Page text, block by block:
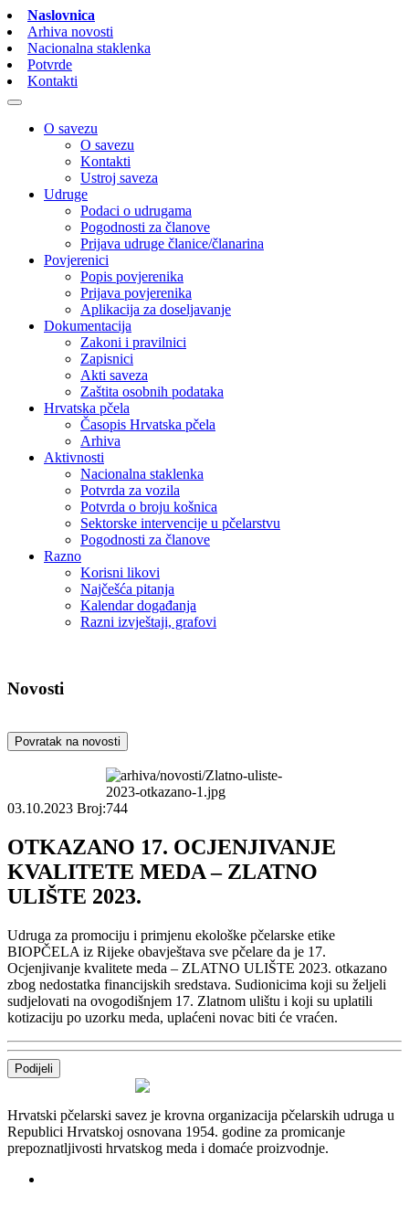
Naslovnica
Arhiva novosti
Nacionalna staklenka
Potvrde
Kontakti
O savezu
O savezu
Kontakti
Ustroj saveza
Udruge
Podaci o udrugama
Pogodnosti za članove
Prijava udruge članice/članarina
Povjerenici
Popis povjerenika
Prijava povjerenika
Aplikacija za doseljavanje
Dokumentacija
Zakoni i pravilnici
Zapisnici
Akti saveza
Zaštita osobnih podataka
Hrvatska pčela
Časopis Hrvatska pčela
Arhiva
Aktivnosti
Nacionalna staklenka
Potvrda za vozila
Potvrda o broju košnica
Sektorske intervencije u pčelarstvu
Pogodnosti za članove
Razno
Korisni likovi
Najčešća pitanja
Kalendar događanja
Razni izvještaji, grafovi
Novosti
Povratak na novosti
03.10.2023 Broj:744
OTKAZANO 17. OCJENJIVANJE
KVALITETE MEDA – ZLATNO
ULIŠTE 2023.
Udruga za promociju i primjenu ekološke pčelarske etike
BIOPČELA iz Rijeke obavještava sve pčelare da je 17.
Ocjenjivanje kvalitete meda – ZLATNO ULIŠTE 2023. otkazano
zbog nedostatka financijskih sredstava. Sudionicima koji su željeli
sudjelovati na ovogodišnjem 17. Zlatnom ulištu i koji su uplatili
kotizaciju po uzorku meda, uplaćeni novac biti će vraćen.
Podijeli
Hrvatski pčelarski savez je krovna organizacija pčelarskih udruga u
Republici Hrvatskoj osnovana 1954. godine za promicanje
prepoznatljivosti hrvatskog meda i domaće proizvodnje.